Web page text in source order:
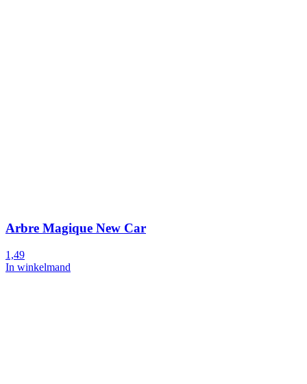
Arbre Magique New Car
1,49
In winkelmand